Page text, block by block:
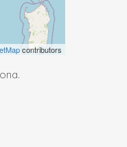
contributors